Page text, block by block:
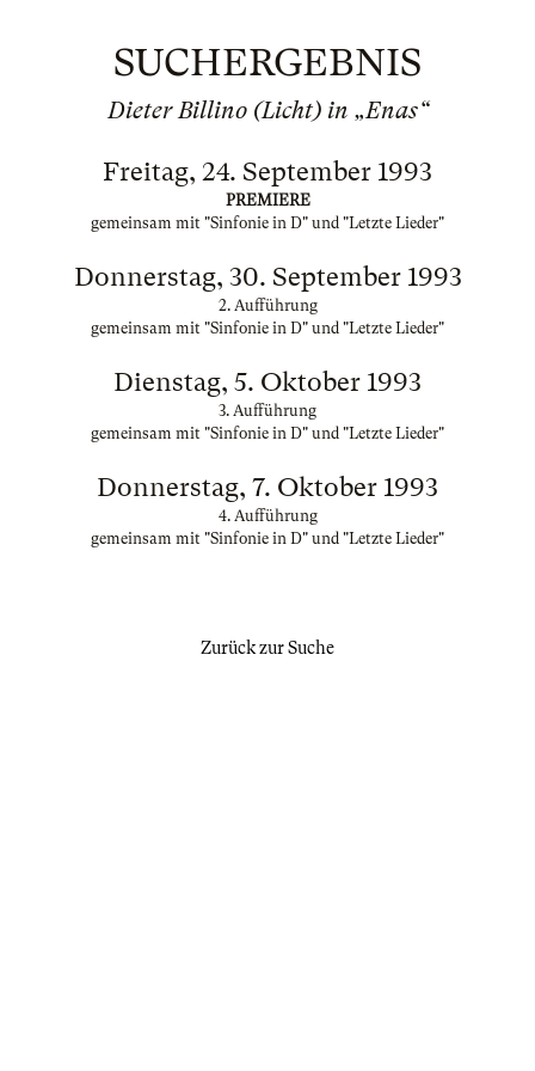
SUCHERGEBNIS
Dieter Billino (Licht) in „Enas“
Freitag, 24. September 1993
PREMIERE
gemeinsam mit "Sinfonie in D" und "Letzte Lieder"
Donnerstag, 30. September 1993
2. Aufführung
gemeinsam mit "Sinfonie in D" und "Letzte Lieder"
Dienstag, 5. Oktober 1993
3. Aufführung
gemeinsam mit "Sinfonie in D" und "Letzte Lieder"
Donnerstag, 7. Oktober 1993
4. Aufführung
gemeinsam mit "Sinfonie in D" und "Letzte Lieder"
Zurück zur Suche